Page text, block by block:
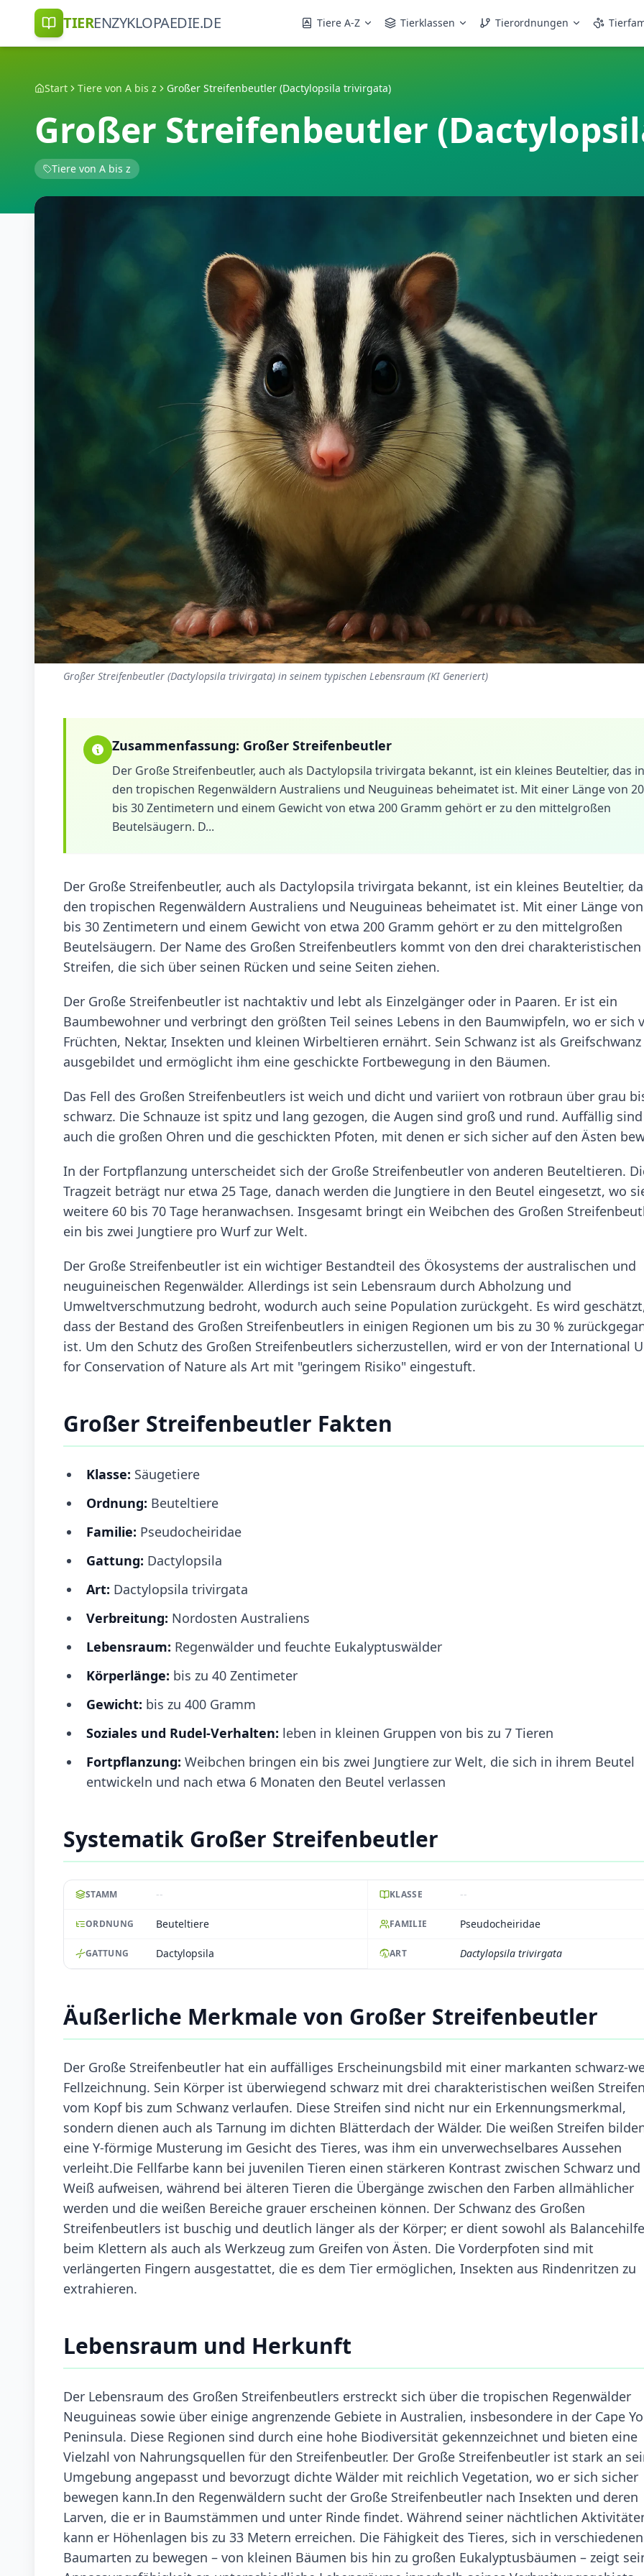
TIERENZYKLOPAEDIE.DE Tiere A-Z Tierklassen Tierordnungen
Start Tiere von A bis z Großer Streifenbeutler (Dactylopsila trivirgata)
Großer Streifenbeutler
Tiere von A bis z
Großer Streifenbeutler (Dactylopsila trivirgata) in seinem typischen Lebensraum (KI Generiert)
Zusammenfassung: Großer Streifenbeutler
Der Große Streifenbeutler, auch als Dactylopsila trivirgata bekannt, ist ein kleines Beuteltier, das in
den tropischen Regenwäldern Australiens und Neuguineas beheimatet ist. Mit einer Länge von 20
bis 30 Zentimetern und einem Gewicht von etwa 200 Gramm gehört er zu den mittelgroßen
Beutelsäugern. D...
Der Große Streifenbeutler, auch als Dactylopsila trivirgata bekannt, ist ein kleines Beuteltier,
den tropischen Regenwäldern Australiens und Neuguineas beheimatet ist. Mit einer Länge
bis 30 Zentimetern und einem Gewicht von etwa 200 Gramm gehört er zu den mittelgroßen
Beutelsäugern. Der Name des Großen Streifenbeutlers kommt von den drei charakteristischen
Streifen, die sich über seinen Rücken und seine Seiten ziehen.
Der Große Streifenbeutler ist nachtaktiv und lebt als Einzelgänger oder in Paaren. Er ist ein
Baumbewohner und verbringt den größten Teil seines Lebens in den Baumwipfeln, wo er sich
Früchten, Nektar, Insekten und kleinen Wirbeltieren ernährt. Sein Schwanz ist als Greifschwanz
ausgebildet und ermöglicht ihm eine geschickte Fortbewegung in den Bäumen.
Das Fell des Großen Streifenbeutlers ist weich und dicht und variiert von rotbraun über grau
schwarz. Die Schnauze ist spitz und lang gezogen, die Augen sind groß und rund. Auffällig sind
auch die großen Ohren und die geschickten Pfoten, mit denen er sich sicher auf den Ästen
In der Fortpflanzung unterscheidet sich der Große Streifenbeutler von anderen Beuteltieren.
Tragzeit beträgt nur etwa 25 Tage, danach werden die Jungtiere in den Beutel eingesetzt, wo
weitere 60 bis 70 Tage heranwachsen. Insgesamt bringt ein Weibchen des Großen
ein bis zwei Jungtiere pro Wurf zur Welt.
Der Große Streifenbeutler ist ein wichtiger Bestandteil des Ökosystems der australischen und
neuguineischen Regenwälder. Allerdings ist sein Lebensraum durch Abholzung und
Umweltverschmutzung bedroht, wodurch auch seine Population zurückgeht. Es wird
dass der Bestand des Großen Streifenbeutlers in einigen Regionen um bis zu 30 %
ist. Um den Schutz des Großen Streifenbeutlers sicherzustellen, wird er von der International
for Conservation of Nature als Art mit "geringem Risiko" eingestuft.
Großer Streifenbeutler Fakten
Klasse: Säugetiere
Ordnung: Beuteltiere
Familie: Pseudocheiridae
Gattung: Dactylopsila
Art: Dactylopsila trivirgata
Verbreitung: Nordosten Australiens
Lebensraum: Regenwälder und feuchte Eukalyptuswälder
Körperlänge: bis zu 40 Zentimeter
Gewicht: bis zu 400 Gramm
Soziales und Rudel-Verhalten: leben in kleinen Gruppen von bis zu 7 Tieren
Fortpflanzung: Weibchen bringen ein bis zwei Jungtiere zur Welt, die sich in ihrem Beutel
entwickeln und nach etwa 6 Monaten den Beutel verlassen
Systematik Großer Streifenbeutler
STAMM -- KLASSE --
ORDNUNG Beuteltiere FAMILIE Pseudocheiridae
GATTUNG Dactylopsila ART Dactylopsila trivirgata
Äußerliche Merkmale von Großer Streifenbeutler
Der Große Streifenbeutler hat ein auffälliges Erscheinungsbild mit einer markanten schwarz-
Fellzeichnung. Sein Körper ist überwiegend schwarz mit drei charakteristischen weißen
vom Kopf bis zum Schwanz verlaufen. Diese Streifen sind nicht nur ein Erkennungsmerkmal,
sondern dienen auch als Tarnung im dichten Blätterdach der Wälder. Die weißen Streifen
eine Y-förmige Musterung im Gesicht des Tieres, was ihm ein unverwechselbares Aussehen
verleiht.Die Fellfarbe kann bei juvenilen Tieren einen stärkeren Kontrast zwischen Schwarz und
Weiß aufweisen, während bei älteren Tieren die Übergänge zwischen den Farben allmählicher
werden und die weißen Bereiche grauer erscheinen können. Der Schwanz des Großen
Streifenbeutlers ist buschig und deutlich länger als der Körper; er dient sowohl als Balancehilfe
beim Klettern als auch als Werkzeug zum Greifen von Ästen. Die Vorderpfoten sind mit
verlängerten Fingern ausgestattet, die es dem Tier ermöglichen, Insekten aus Rindenritzen zu
extrahieren.
Lebensraum und Herkunft
Der Lebensraum des Großen Streifenbeutlers erstreckt sich über die tropischen Regenwälder
Neuguineas sowie über einige angrenzende Gebiete in Australien, insbesondere in der Cape
Peninsula. Diese Regionen sind durch eine hohe Biodiversität gekennzeichnet und bieten eine
Vielzahl von Nahrungsquellen für den Streifenbeutler. Der Große Streifenbeutler ist stark an
Umgebung angepasst und bevorzugt dichte Wälder mit reichlich Vegetation, wo er sich sicher
bewegen kann.In den Regenwäldern sucht der Große Streifenbeutler nach Insekten und deren
Larven, die er in Baumstämmen und unter Rinde findet. Während seiner nächtlichen
kann er Höhenlagen bis zu 33 Metern erreichen. Die Fähigkeit des Tieres, sich in verschiedenen
Baumarten zu bewegen – von kleinen Bäumen bis hin zu großen Eukalyptusbäumen – zeigt